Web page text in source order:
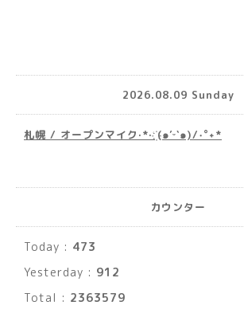
2026.08.09 Sunday
札幌 / オープンマイク·*· ҉(๑′ᵕ‵๑)/‧˚︎˖*
カウンター
Today : 473
Yesterday : 912
Total : 2363579